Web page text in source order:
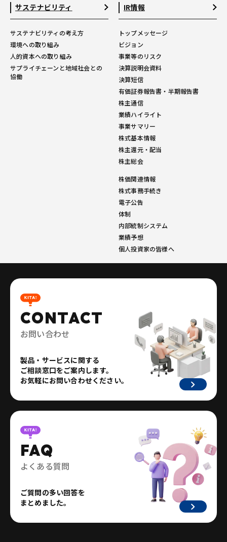
サステナビリティ
サステナビリティの考え方
環境への取り組み
人的資本への取り組み
サプライチェーンと地域社会との
協働
IR情報
トップメッセージ
ビジョン
事業等のリスク
決算説明会資料
決算短信
有価証券報告書・半期報告書
株主通信
業績ハイライト
事業サマリー
株式基本情報
株主還元・配当
株主総会
株価関連情報
株式事務手続き
電子公告
体制
内部統制システム
業績予想
個人投資家の皆様へ
CONTACT
お問い合わせ
製品・サービスに関する
ご相談窓口をご案内します。
お気軽にお問い合わせください。
FAQ
よくある質問
ご質問の多い回答を
まとめました。